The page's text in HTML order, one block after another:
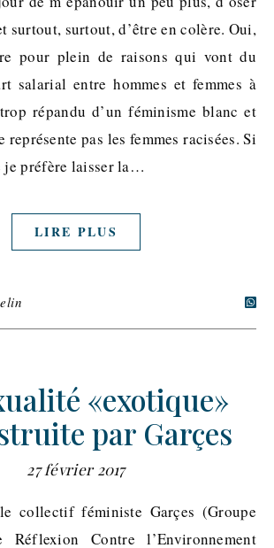
surtout, surtout, d’être en colère. Oui,
pour plein de raisons qui vont du
salarial entre hommes et femmes à
répandu d’un féminisme blanc et
pas les femmes racisées. Si
je préfère laisser la…
LIRE PLUS
«exotique»
par Garçes
27 février 2017
Contre l’Environnement